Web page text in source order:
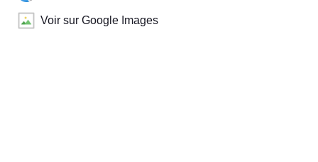
Voir sur Google Images